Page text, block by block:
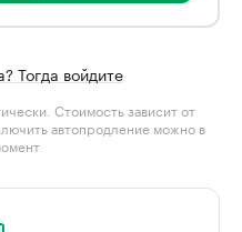
Тогда войдите
Стоимость зависит от
автопродление можно в